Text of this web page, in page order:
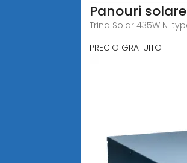
Panouri
Trina Solar 435W N-
PRECIO GRATUITO